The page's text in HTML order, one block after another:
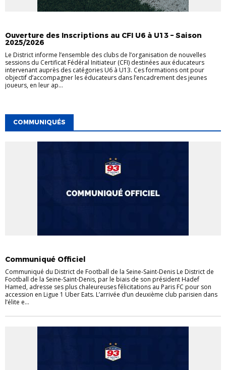
Ouverture des Inscriptions au CFI U6 à U13 – Saison
2025/2026
Le District informe l’ensemble des clubs de l’organisation de nouvelles
sessions du Certificat Fédéral Initiateur (CFI) destinées aux éducateurs
intervenant auprès des catégories U6 à U13. Ces formations ont pour
objectif d’accompagner les éducateurs dans l’encadrement des jeunes
joueurs, en leur ap...
COMMUNIQUÉS
Communiqué Officiel
Communiqué du District de Football de la Seine-Saint-Denis Le District de
Football de la Seine-Saint-Denis, par le biais de son président Hadef
Hamed, adresse ses plus chaleureuses félicitations au Paris FC pour son
accession en Ligue 1 Uber Eats. L’arrivée d’un deuxième club parisien dans
l’élite e...